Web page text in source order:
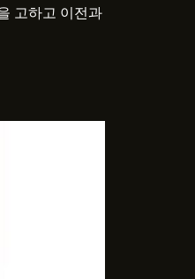
고하고 이전과